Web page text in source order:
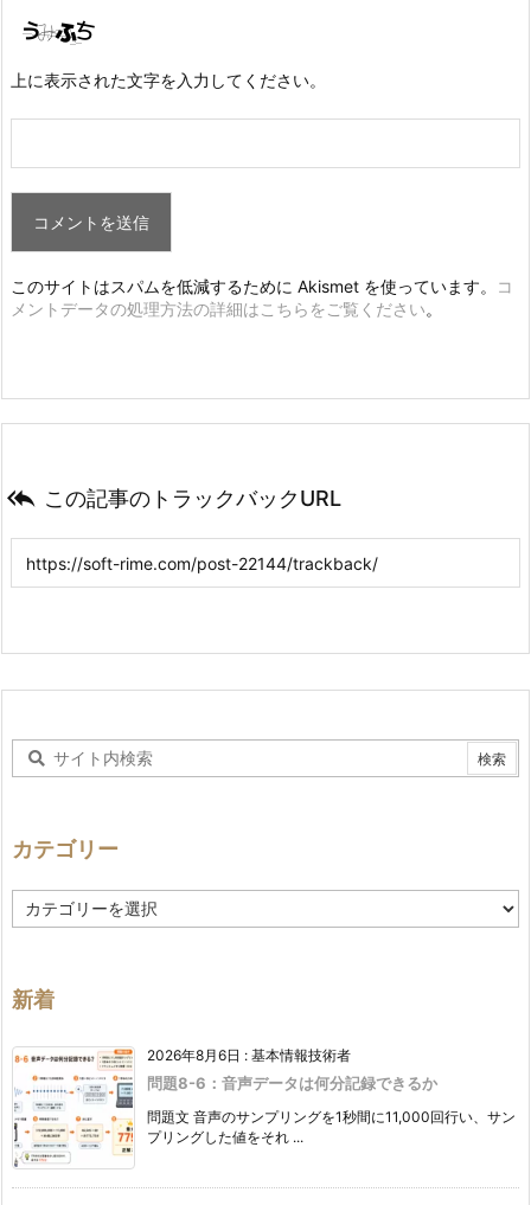
上に表示された文字を入力してください。
このサイトはスパムを低減するために Akismet を使っています。
コ
メントデータの処理方法の詳細はこちらをご覧ください。
 この記事のトラックバックURL
カテゴリー
テ
ー
新着
2026年8月6日 : 基本情報技術者
問題8-6：音声データは何分記録できるか
問題文 音声のサンプリングを1秒間に11,000回行い、サン
プリングした値をそれ ...